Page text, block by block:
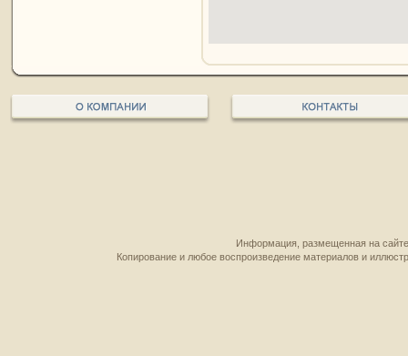
Информация, размещенная на
Копирование и любое воспроизведение материалов и